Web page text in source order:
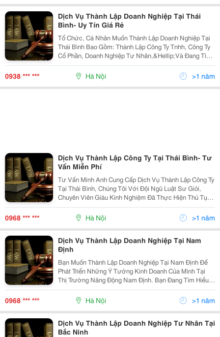
Dịch Vụ Thành Lập Doanh Nghiệp Tại Thái
Bình- Uy Tín Giá Rẻ
Tổ Chức, Cá Nhân Muốn Thành Lập Doanh Nghiệp Tại
Thái Bình Bao Gồm: Thành Lập Công Ty Tnhh, Công Ty
Cổ Phần, Doanh Nghiệp Tư Nhân,&Hellip;Và Đang Tìm
Công Ty Luật Uy Tín Cung Cấp Dịch Vụ Thành Lập Công
Ty Để Tư Vấn Thành Lập Doanh Nghiệp Miễn Phí Các
0938 *** *** Hà Nội >1 năm
Dịch Vụ Thành Lập Công Ty Tại Thái Bình- Tư
Vấn Miễn Phí
Tư Vấn Minh Anh Cung Cấp Dịch Vụ Thành Lập Công Ty
Tại Thái Bình, Chúng Tôi Với Đội Ngũ Luật Sư Giỏi,
Chuyên Viên Giàu Kinh Nghiệm Đã Thực Hiện Thủ Tục
Thành Lập Công Ty Cho Hàng Nghìn Doanh Nghiệp Tại
Thái Bình Và Được Đánh Giá Là Công Ty Luật Uy Tí
0968 *** *** Hà Nội >1 năm
Dịch Vụ Thành Lập Doanh Nghiệp Tại Nam
Định
Bạn Muốn Thành Lập Doanh Nghiệp Tại Nam Định Để
Phát Triển Những Ý Tưởng Kinh Doanh Của Mình Tại
Thị Trường Năng Động Nam Định. Bạn Đang Tìm Hiểu
Về Điều Kiện, Quy Trình, Thủ Tục Đăng Ký Thành Lập
Doanh Nghiệp Tại Cơ Quan Nhà Nước Nam Định Để Có
0968 *** *** Hà Nội >1 năm
Dịch Vụ Thành Lập Doanh Nghiệp Tư Nhân Tại
Bắc Ninh